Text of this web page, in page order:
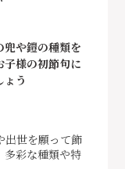
兜や鎧の種類を
子様の初節句に
ょう
出世を願って飾
多彩な種類や特